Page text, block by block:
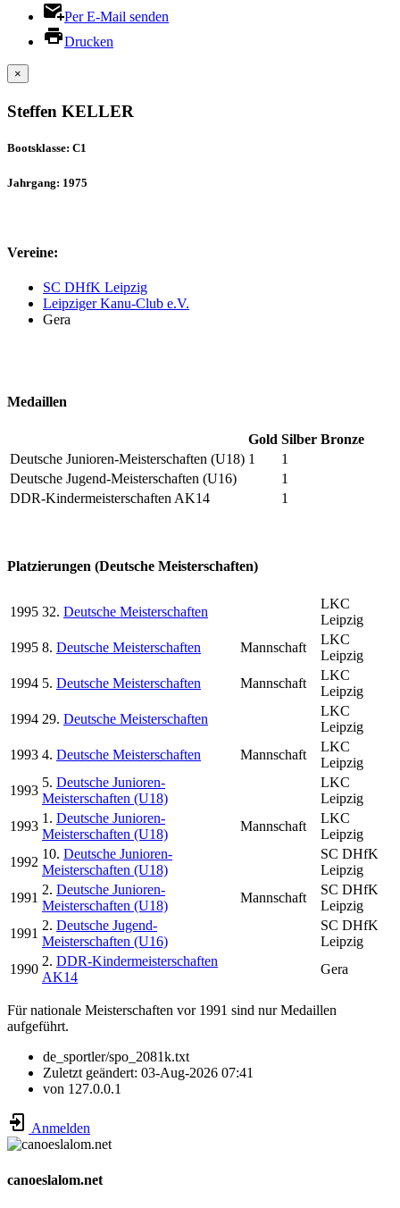
Per E-Mail senden
Drucken
×
Steffen KELLER
Bootsklasse: C1
Jahrgang: 1975
Vereine:
SC DHfK Leipzig
Leipziger Kanu-Club e.V.
Gera
Medaillen
Gold Silber Bronze
Deutsche Junioren-Meisterschaften (U18) 1
1
Deutsche Jugend-Meisterschaften (U16)
1
DDR-Kindermeisterschaften AK14
1
Platzierungen (Deutsche Meisterschaften)
1995 32. Deutsche Meisterschaften
LKC
Leipzig
1995 8. Deutsche Meisterschaften Mannschaft
LKC
Leipzig
1994 5. Deutsche Meisterschaften Mannschaft
LKC
Leipzig
1994 29. Deutsche Meisterschaften
LKC
Leipzig
1993 4. Deutsche Meisterschaften Mannschaft
LKC
Leipzig
1993
5. Deutsche Junioren-
Meisterschaften (U18)
LKC
Leipzig
1993
1. Deutsche Junioren-
Meisterschaften (U18)
Mannschaft
LKC
Leipzig
1992
10. Deutsche Junioren-
Meisterschaften (U18)
SC DHfK
Leipzig
1991
2. Deutsche Junioren-
Meisterschaften (U18)
Mannschaft
SC DHfK
Leipzig
1991
2. Deutsche Jugend-
Meisterschaften (U16)
SC DHfK
Leipzig
1990
2. DDR-Kindermeisterschaften
AK14
Gera
Für nationale Meisterschaften vor 1991 sind nur Medaillen
aufgeführt.
de_sportler/spo_2081k.txt
Zuletzt geändert: 03-Aug-2026 07:41
von 127.0.0.1
Anmelden
canoeslalom.net